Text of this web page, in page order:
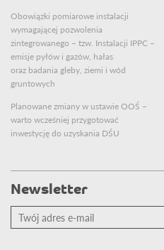
Obowiązki pomiarowe instalacji
wymagającej pozwolenia
zintegrowanego – tzw. Instalacji IPPC –
emisje pyłów i gazów, hałas
oraz badania gleby, ziemi i wód
gruntowych
Planowane zmiany w ustawie OOŚ –
warto wcześniej przygotować
inwestycję do uzyskania DŚU
Newsletter
Twój
adres